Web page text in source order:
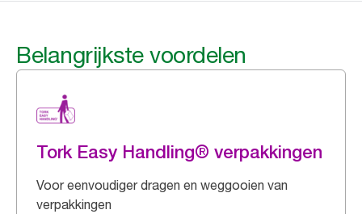
Belangrijkste voordelen
Tork Easy Handling® verpakkingen
Voor eenvoudiger dragen en weggooien van
verpakkingen